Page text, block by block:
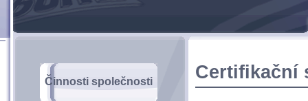
Činnosti společnosti Certifikační